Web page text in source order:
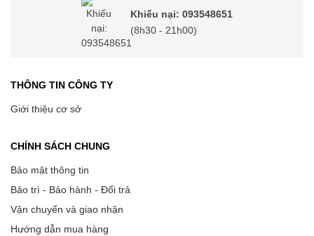
Khiếu nại: 093548651
(8h30 - 21h00)
THÔNG TIN CÔNG TY
Giới thiệu cơ sở
CHÍNH SÁCH CHUNG
Bảo mật thông tin
Bảo trì - Bảo hành - Đổi trả
Vận chuyển và giao nhận
Hướng dẫn mua hàng